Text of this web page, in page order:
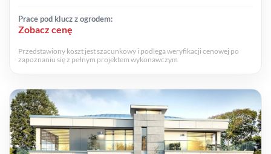
Prace pod klucz z ogrodem:
Zobacz cenę
Przedstawiony koszt jest szacunkowy i podlega weryfikacji cenowej po
zapoznaniu się z pełnym projektem wykonawczym